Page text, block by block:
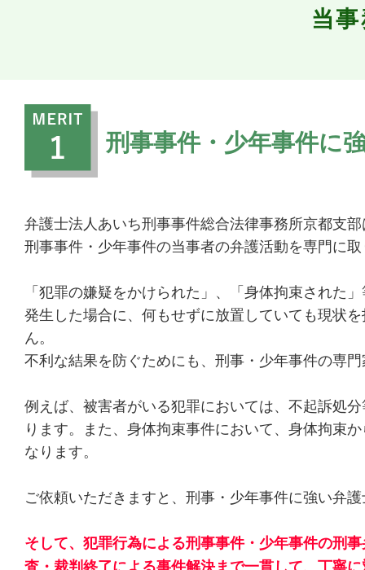
当
刑事事件・少年事件に
弁護士法人あいち刑事事件総合法律事務所京都支
刑事事件・少年事件の当事者の弁護活動を専門に
「犯罪の嫌疑をかけられた」、「身体拘束された
発生した場合に、何もせずに放置していても現状
ん。
不利な結果を防ぐためにも、刑事・少年事件の専
例えば、被害者がいる犯罪においては、不起訴処
ります。また、身体拘束事件において、身体拘束
なります。
ご依頼いただきますと、刑事・少年事件に強い弁
そして、犯罪行為による刑事事件・少年事件の刑